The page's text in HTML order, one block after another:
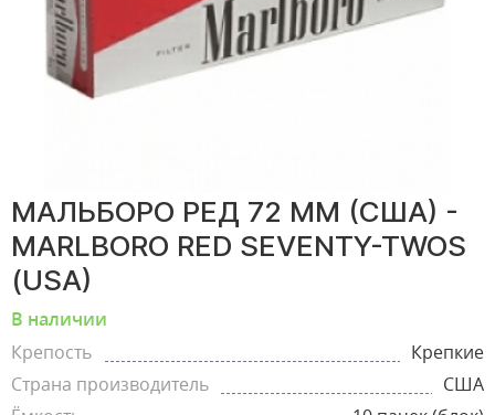
МАЛЬБОРО РЕД 72 ММ (США) -
MARLBORO RED SEVENTY-TWOS
(USA)
В наличии
Крепость
Крепкие
Страна производитель
США